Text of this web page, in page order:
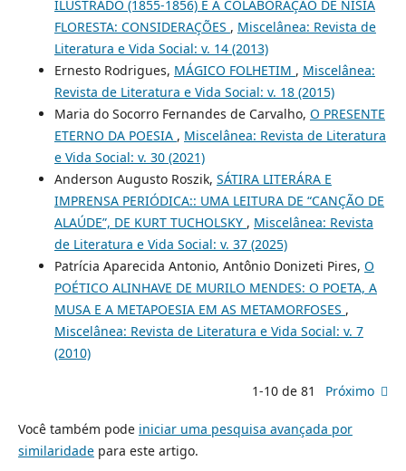
ILUSTRADO (1855-1856) E A COLABORAÇÃO DE NÍSIA
FLORESTA: CONSIDERAÇÕES , Miscelânea: Revista de
Literatura e Vida Social: v. 14 (2013)
Ernesto Rodrigues, MÁGICO FOLHETIM , Miscelânea:
Revista de Literatura e Vida Social: v. 18 (2015)
Maria do Socorro Fernandes de Carvalho, O PRESENTE
ETERNO DA POESIA , Miscelânea: Revista de Literatura
e Vida Social: v. 30 (2021)
Anderson Augusto Roszik, SÁTIRA LITERÁRA E
IMPRENSA PERIÓDICA:: UMA LEITURA DE “CANÇÃO DE
ALAÚDE”, DE KURT TUCHOLSKY , Miscelânea: Revista
de Literatura e Vida Social: v. 37 (2025)
Patrícia Aparecida Antonio, Antônio Donizeti Pires, O
POÉTICO ALINHAVE DE MURILO MENDES: O POETA, A
MUSA E A METAPOESIA EM AS METAMORFOSES ,
Miscelânea: Revista de Literatura e Vida Social: v. 7
(2010)
1-10 de 81 Próximo
Você também pode iniciar uma pesquisa avançada por
similaridadepara este artigo.